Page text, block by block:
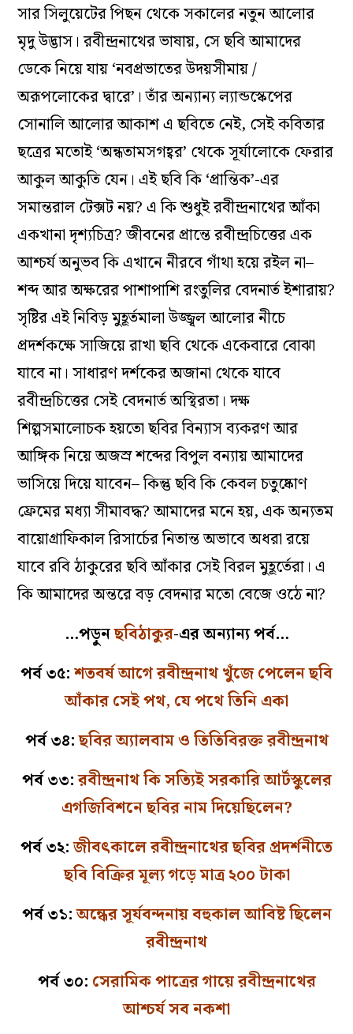
সার সিলুয়েটের পিছন থেকে সকালের নতুন আলোর
মৃদু উদ্ভাস। রবীন্দ্রনাথের ভাষায়, সে ছবি আমাদের
ডেকে নিয়ে যায় ‘নবপ্রভাতের উদয়সীমায় /
অরূপলোকের দ্বারে’। তাঁর অন্যান্য ল্যান্ডস্কেপের
সোনালি আলোর আকাশ এ ছবিতে নেই, সেই কবিতার
ছত্রের মতোই ‘অন্ধতামসগহ্বর’ থেকে সূর্যালোকে ফেরার
আকুল আকুতি যেন। এই ছবি কি ‘প্রান্তিক’-এর
সমান্তরাল টেক্সট নয়? এ কি শুধুই রবীন্দ্রনাথের আঁকা
একখানা দৃশ্যচিত্র? জীবনের প্রান্তে রবীন্দ্রচিত্তের এক
আশ্চর্য অনুভব কি এখানে নীরবে গাঁথা হয়ে রইল না–
শব্দ আর অক্ষরের পাশাপাশি রংতুলির বেদনার্ত ইশারায়?
সৃষ্টির এই নিবিড় মুহূর্তমালা উজ্জ্বল আলোর নীচে
প্রদর্শকক্ষে সাজিয়ে রাখা ছবি থেকে একেবারে বোঝা
যাবে না। সাধারণ দর্শকের অজানা থেকে যাবে
রবীন্দ্রচিত্তের সেই বেদনার্ত অস্থিরতা। দক্ষ
শিল্পসমালোচক হয়তো ছবির বিন্যাস ব্যকরণ আর
আঙ্গিক নিয়ে অজস্র শব্দের বিপুল বন্যায় আমাদের
ভাসিয়ে দিয়ে যাবেন– কিন্তু ছবি কি কেবল চতুষ্কোণ
ফ্রেমের মধ্যা সীমাবদ্ধ? আমাদের মনে হয়, এক অন্যতম
বায়োগ্রাফিকাল রিসার্চের নিতান্ত অভাবে অধরা রয়ে
যাবে রবি ঠাকুরের ছবি আঁকার সেই বিরল মুহূর্তেরা। এ
কি আমাদের অন্তরে বড় বেদনার মতো বেজে ওঠে না?
…পড়ুনছবিঠাকুর-এর অন্যান্য পর্ব…
পর্ব ৩৫:শতবর্ষ আগে রবীন্দ্রনাথ খুঁজে পেলেন ছবি
আঁকার সেই পথ, যে পথে তিনি একা
পর্ব ৩৪:ছবির অ্যালবাম ও তিতিবিরক্ত রবীন্দ্রনাথ
পর্ব ৩৩:রবীন্দ্রনাথ কি সত্যিই সরকারি আর্টস্কুলের
এগজিবিশনে ছবির নাম দিয়েছিলেন?
পর্ব ৩২:জীবৎকালে রবীন্দ্রনাথের ছবির প্রদর্শনীতে
ছবি বিক্রির মূল্য গড়ে মাত্র ২০০ টাকা
পর্ব ৩১:অন্ধের সূর্যবন্দনায় বহুকাল আবিষ্ট ছিলেন
রবীন্দ্রনাথ
পর্ব ৩০: সেরামিক পাত্রের গায়ে রবীন্দ্রনাথের
আশ্চর্য সব নকশা